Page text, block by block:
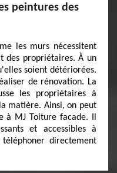
peintures des
les murs nécessitent
des propriétaires. À un
soient détériorées.
de rénovation. La
les propriétaires à
matière. Ainsi, on peut
à MJ Toiture facade. Il
et accessibles à
directement